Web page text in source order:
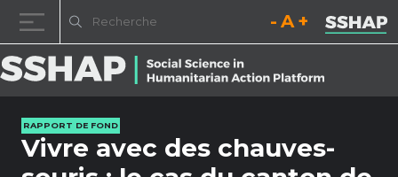
Diminuez la taille de la
Réinitialisez la
RAPPORT DE FOND
Vivre avec des chauves-